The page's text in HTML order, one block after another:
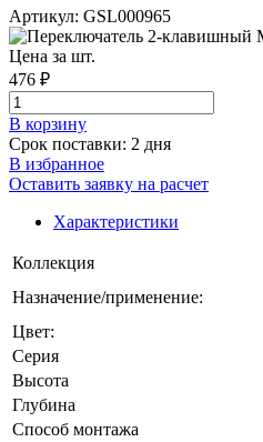
Артикул: GSL000965
Цена за шт.
476 ₽
В корзинy
Срок поставки: 2 дня
В избранное
Оставить заявку на расчет
Характеристики
Коллекция
Назначение/применение:
Цвет:
Серия
Высота
Глубина
Способ монтажа